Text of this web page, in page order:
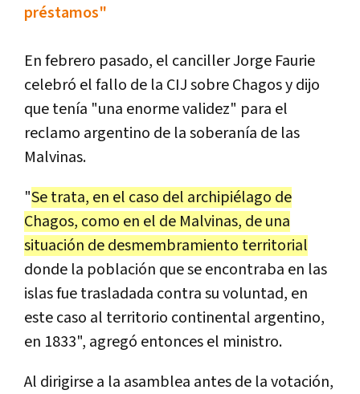
préstamos"
En febrero pasado, el canciller Jorge Faurie
celebró el fallo de la CIJ sobre Chagos y dijo
que tenía "una enorme validez" para el
reclamo argentino de la soberanía de las
Malvinas.
"Se trata, en el caso del archipiélago de
Chagos, como en el de Malvinas, de una
situación de desmembramiento territorial
donde la población que se encontraba en las
islas fue trasladada contra su voluntad, en
este caso al territorio continental argentino,
en 1833", agregó entonces el ministro.
Al dirigirse a la asamblea antes de la votación,